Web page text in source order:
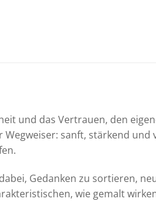
und das Vertrauen, den
sanft, stärkend und
Gedanken zu sortieren,
wie gemalt